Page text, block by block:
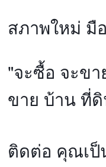
สภาพใหม่ มื
"จะซื้อ จะขา
ขาย บ้าน ที่
ติดต่อ คุณเป็